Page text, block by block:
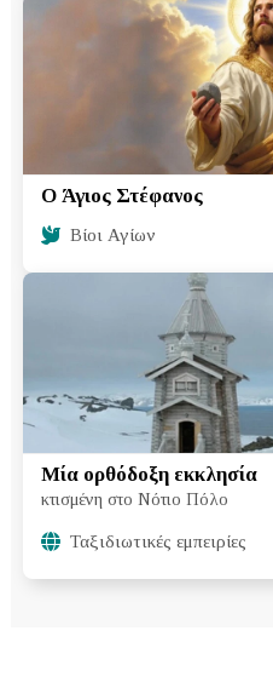
Ο Άγιος Στέφανος
Βίοι Αγίων
Μία ορθόδοξη εκκλησία
κτισμένη στο Νότιο Πόλο
Ταξιδιωτικές εμπειρίες